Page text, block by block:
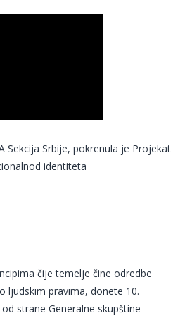
Sekcija Srbije, pokrenula je Projekat
identiteta
čije temelje čine odredbe
ljudskim pravima, donete 10.
strane Generalne skupštine